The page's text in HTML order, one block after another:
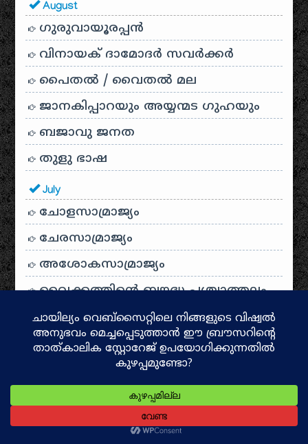
August
ഗുരുവായൂരപ്പൻ
വിനായക് ദാമോദർ സവർക്കർ
പൈതൽ / വൈതൽ മല
ജാനകിപ്പാറയും അയ്യന്മട ഗുഹയും
ബജാവു ജനത
തുളു ഭാഷ
July
ചോളസാമ്രാജ്യം
ചേരസാമ്രാജ്യം
അശോകസാമ്രാജ്യം
വൈക്കത്തിന്റെ ബൗദ്ധ പശ്ചാത്തലം
ദളവാകുളം കൂട്ടക്കൊല
ബ്രാഹ്മണ കുടിയേറ്റം
കേരളോൽപ്പത്തിയും പരശുരാമ
മിത്തും
ശിവകല പുരാവസ്തു ശേഖരം
കമ്മ്യൂണിസവും സോഷ്യലിസവും